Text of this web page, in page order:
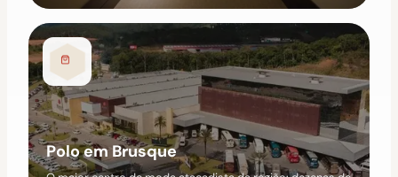
Polo em Brusque